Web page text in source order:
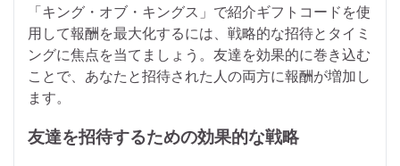
「キング・オブ・キングス」で紹介ギフトコードを使
用して報酬を最大化するには、戦略的な招待とタイミ
ングに焦点を当てましょう。友達を効果的に巻き込む
ことで、あなたと招待された人の両方に報酬が増加し
ます。
友達を招待するための効果的な戦略